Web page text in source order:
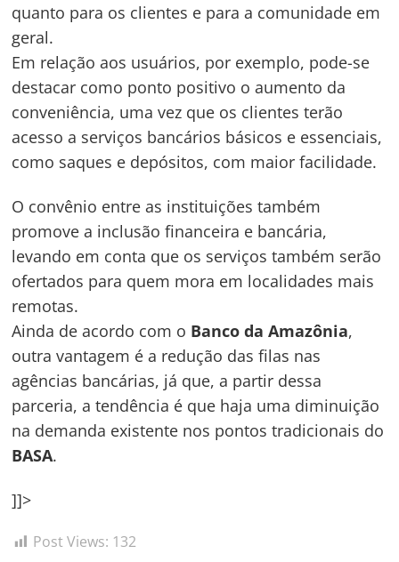
quanto para os clientes e para a comunidade em
geral.
Em relação aos usuários, por exemplo, pode-se
destacar como ponto positivo o aumento da
conveniência, uma vez que os clientes terão
acesso a serviços bancários básicos e essenciais,
como saques e depósitos, com maior facilidade.
O convênio entre as instituições também
promove a inclusão financeira e bancária,
levando em conta que os serviços também serão
ofertados para quem mora em localidades mais
remotas.
Ainda de acordo com o Banco da Amazônia,
outra vantagem é a redução das filas nas
agências bancárias, já que, a partir dessa
parceria, a tendência é que haja uma diminuição
na demanda existente nos pontos tradicionais do
BASA.
]]>
Post Views: 132